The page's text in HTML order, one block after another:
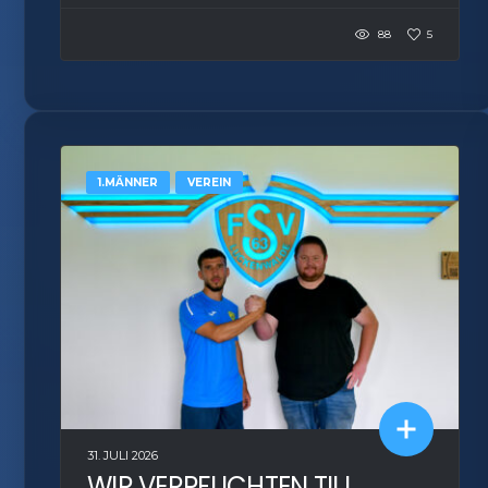
88 5
1.MÄNNER VEREIN
31. JULI 2026